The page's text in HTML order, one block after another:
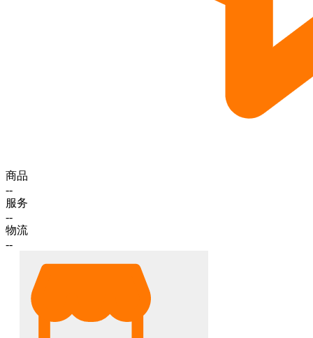
商品
--
服务
--
物流
--